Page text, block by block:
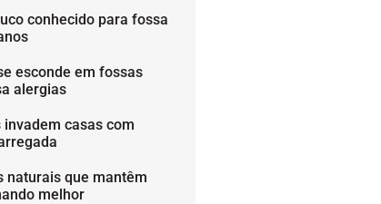
conhecido para fossa
esconde em fossas
alergias
invadem casas com
naturais que mantêm
melhor